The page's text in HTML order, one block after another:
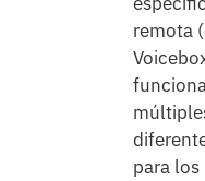
remota
para